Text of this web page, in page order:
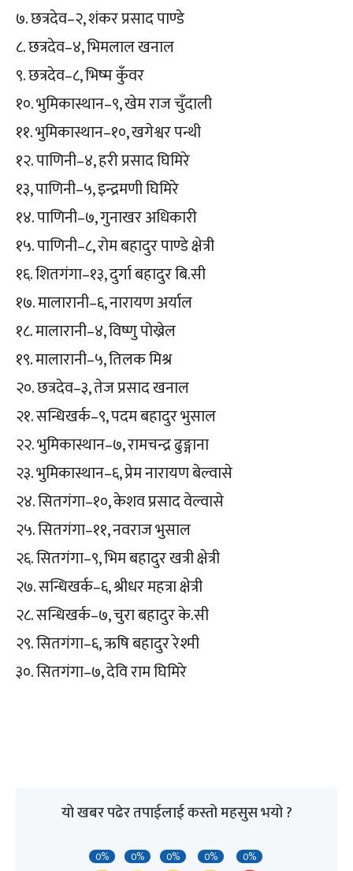
७. छत्रदेव–२, शंकर प्रसाद पाण्डे
८. छत्रदेव–४, भिमलाल खनाल
९. छत्रदेव–८, भिष्म कुँवर
१०. भुमिकास्थान–९, खेम राज चुँदाली
११. भुमिकास्थान–१०, खगेश्वर पन्थी
१२. पाणिनी–४, हरी प्रसाद घिमिरे
१३, पाणिनी–५, इन्द्रमणी घिमिरे
१४. पाणिनी–७, गुनाखर अधिकारी
१५. पाणिनी–८, रोम बहादुर पाण्डे क्षेत्री
१६. शितगंगा–१३, दुर्गा बहादुर बि.सी
१७. मालारानी–६, नारायण अर्याल
१८. मालारानी–४, विष्णु पोख्रेल
१९. मालारानी–५, तिलक मिश्र
२०. छत्रदेव–३, तेज प्रसाद खनाल
२१. सन्धिखर्क–९, पदम बहादुर भुसाल
२२. भुमिकास्थान–७, रामचन्द्र ढुङ्गाना
२३. भुमिकास्थान–६, प्रेम नारायण बेल्वासे
२४. सितगंगा–१०, केशव प्रसाद वेल्वासे
२५. सितगंगा–११, नवराज भुसाल
२६. सितगंगा–९, भिम बहादुर खत्री क्षेत्री
२७. सन्धिखर्क–६, श्रीधर महत्रा क्षेत्री
२८. सन्धिखर्क–७, चुरा बहादुर के.सी
२९. सितगंगा–६, ऋषि बहादुर रेश्मी
३०. सितगंगा–७, देवि राम घिमिरे
यो खबर पढेर तपाईलाई कस्तो महसुस भयो ?
0% 0% 0% 0% 0%